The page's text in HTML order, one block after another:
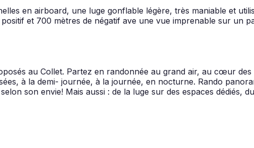
en airboard, une luge gonflable légère, très maniable et
et 700 mètres de négatif ave une vue imprenable sur un
au Collet. Partez en randonnée au grand air, au cœur
à la demi- journée, à la journée, en nocturne. Rando
son envie! Mais aussi : de la luge sur des espaces dédiés,